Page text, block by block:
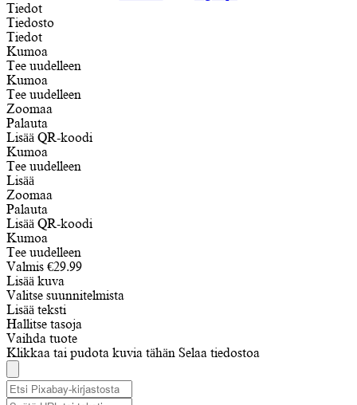
Tiedot
Tiedosto
Tiedot
Kumoa
Tee uudelleen
Kumoa
Tee uudelleen
Zoomaa
Palauta
Lisää QR-koodi
Kumoa
Tee uudelleen
Lisää
Zoomaa
Palauta
Lisää QR-koodi
Kumoa
Tee uudelleen
Valmis €29.99
Lisää kuva
Valitse suunnitelmista
Lisää teksti
Hallitse tasoja
Vaihda tuote
Klikkaa tai pudota kuvia tähän Selaa tiedostoa